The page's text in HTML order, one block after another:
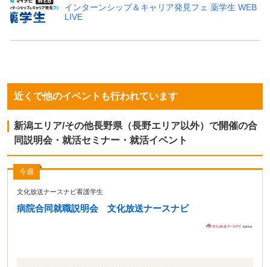
インターンシップ＆キャリア発見フェ 薬学生 WEB
LIVE
近くで他のイベントも行われています
新潟エリア/その他長野県（長野エリア以外）で開催の合
同説明会・就活セミナー・就活イベント
今週
文化放送ナースナビ看護学生
病院合同就職説明会 文化放送ナースナビ